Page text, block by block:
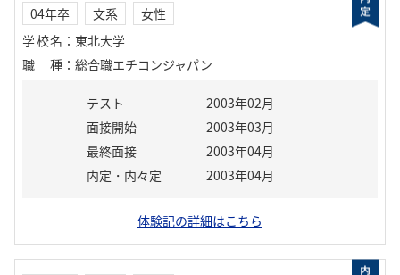
04年卒 文系
女性
学校名 ： 東北大学
職種 ： 総合職エチコンジャパン
テスト
2003年02月
面接開始
2003年03月
最終面接
2003年04月
内定・内々定
2003年04月
体験記の詳細はこちら